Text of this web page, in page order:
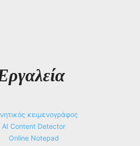
κειμενογράφος
AI Content Detector
Online Notepad